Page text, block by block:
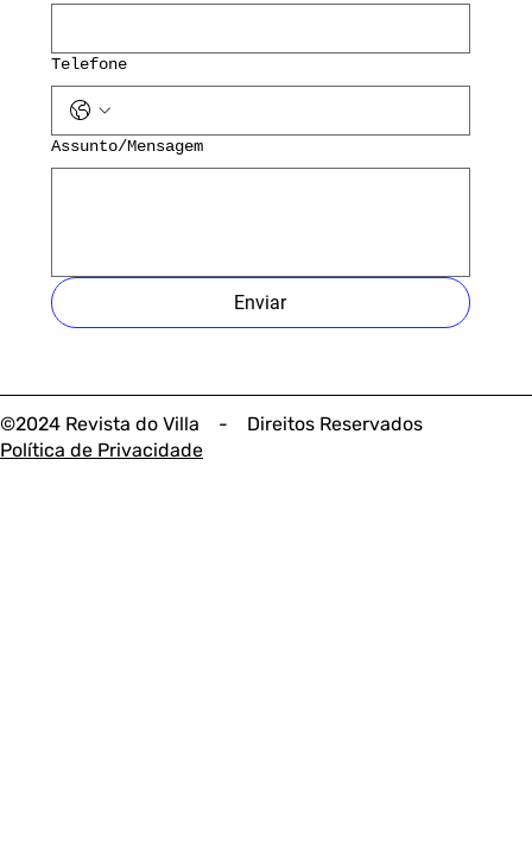
©2024 Revista do Villa - Direitos Reservados
Política de Privacidade
Telefone
Assunto/Mensagem
Enviar